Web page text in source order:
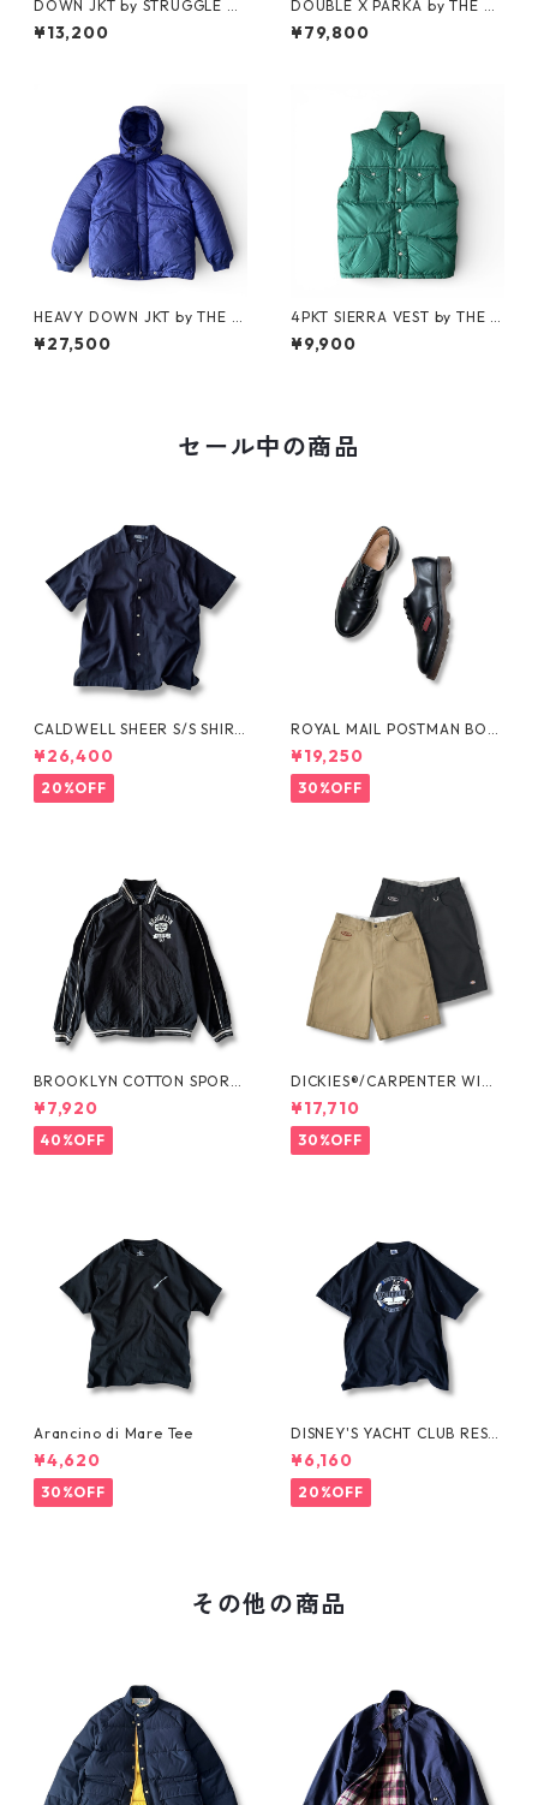
DOWN JKT by STRUGGLE G
EAR
¥13,200
DOUBLE X PARKA by THE N
ORTH FACE
¥79,800
HEAVY DOWN JKT by THE N
ORTH FACE
¥27,500
4PKT SIERRA VEST by THE N
ORTH FACE
¥9,900
セール中の商品
CALDWELL SHEER S/S SHIRT
by Polo Ralph Lauren
¥26,400
20%OFF
ROYAL MAIL POSTMAN BOO
TS by Dr.MARTENS
¥19,250
30%OFF
BROOKLYN COTTON SPORT
JKT by Polo Ralph Lauren
¥7,920
40%OFF
DICKIES®/CARPENTER WIDE
SHORTS -SEDAN ALL-PURPO
SE-
¥17,710
30%OFF
Arancino di Mare Tee
¥4,620
30%OFF
DISNEY'S YACHT CLUB RESO
RT Tee
¥6,160
20%OFF
その他の商品